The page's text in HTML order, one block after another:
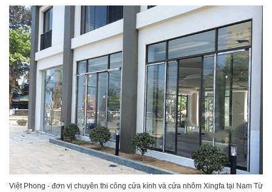
Việt Phong - đơn vị chuyên thi công cửa kính và cửa nhôm Xingfa tại Nam Từ